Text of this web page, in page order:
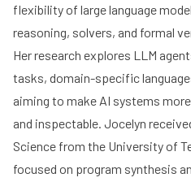
flexibility of large language
reasoning, solvers, and formal
Her research explores LLM
tasks, domain-specific
aiming to make AI systems
and inspectable. Jocelyn
Science from the University of
focused on program synthesis